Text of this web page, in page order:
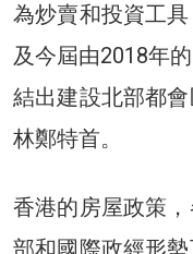
為炒賣和投資工
及今屆由2018年
結出建設北部都
林鄭特首。
香港的房屋政策
部和國際政經形